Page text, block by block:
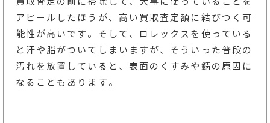
アピールしたほうが、高い買取査定額に結びつく可
能性が高いです。そして、ロレックスを使っている
と汗や脂がついてしまいますが、そういった普段の
汚れを放置していると、表面のくすみや錆の原因に
なることもあります。